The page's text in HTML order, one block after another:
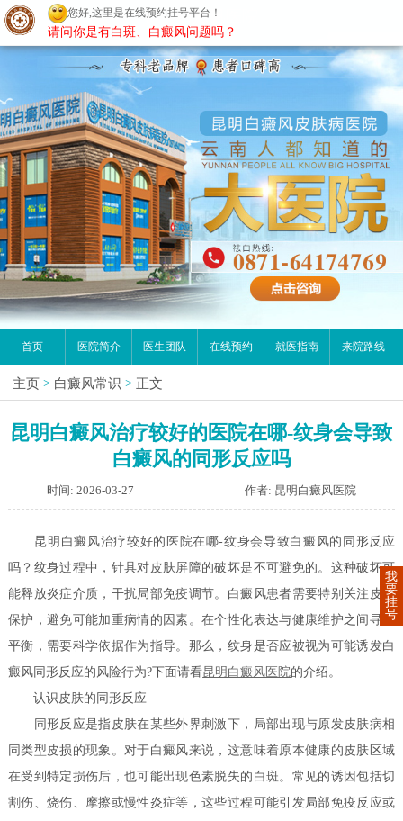
昆明白癜风医院
首页 医院简介 医生团队 在线预约 就医指南 来院路线
主页 > 白癜风常识 > 正文
昆明白癜风治疗较好的医院在哪-纹身会导致
白癜风的同形反应吗
时间: 2026-03-27 作者: 昆明白癜风医院
昆明白癜风治疗较好的医院在哪-纹身会导致白癜风的同形反应
吗？纹身过程中，针具对皮肤屏障的破坏是不可避免的。这种破坏可
能释放炎症介质，干扰局部免疫调节。白癜风患者需要特别关注皮肤
保护，避免可能加重病情的因素。在个性化表达与健康维护之间寻求
平衡，需要科学依据作为指导。那么，纹身是否应被视为可能诱发白
癜风同形反应的风险行为?下面请看昆明白癜风医院的介绍。
认识皮肤的同形反应
同形反应是指皮肤在某些外界刺激下，局部出现与原发皮肤病相
同类型皮损的现象。对于白癜风来说，这意味着原本健康的皮肤区域
在受到特定损伤后，也可能出现色素脱失的白斑。常见的诱因包括切
割伤、烧伤、摩擦或慢性炎症等，这些过程可能引发局部免疫反应或
我
要
挂
号
您好,这里是在线预约挂号平台！
请问你是有白斑、白癜风问题吗？